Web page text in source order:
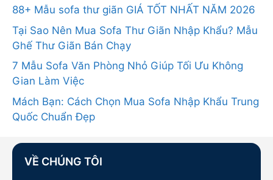
88+ Mẫu sofa thư giãn GIÁ TỐT NHẤT NĂM 2026
Tại Sao Nên Mua Sofa Thư Giãn Nhập Khẩu? Mẫu
Ghế Thư Giãn Bán Chạy
7 Mẫu Sofa Văn Phòng Nhỏ Giúp Tối Ưu Không
Gian Làm Việc
Mách Bạn: Cách Chọn Mua Sofa Nhập Khẩu Trung
Quốc Chuẩn Đẹp
VỀ CHÚNG TÔI